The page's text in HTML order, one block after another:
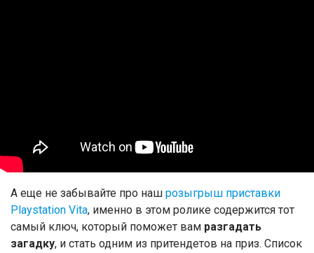
А еще не забывайте про наш розыгрыш приставки
Playstation Vita, именно в этом ролике содержится тот
самый ключ, который поможет вам разгадать
загадку, и стать одним из притендетов на приз. Список